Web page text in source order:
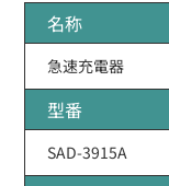
名称
急速充電器
型番
SAD-3915A